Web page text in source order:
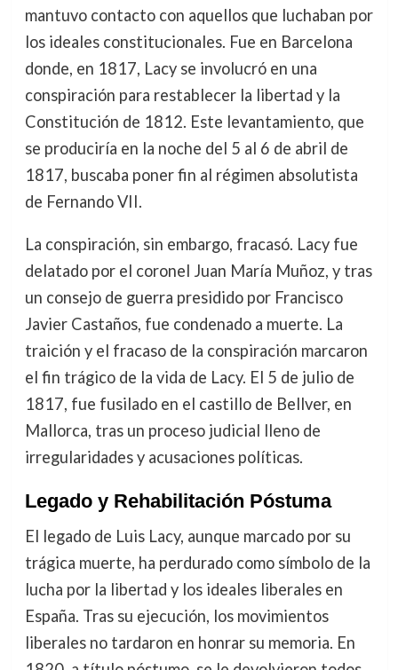
mantuvo contacto con aquellos que luchaban por
los ideales constitucionales. Fue en Barcelona
donde, en 1817, Lacy se involucró en una
conspiración para restablecer la libertad y la
Constitución de 1812. Este levantamiento, que
se produciría en la noche del 5 al 6 de abril de
1817, buscaba poner fin al régimen absolutista
de Fernando VII.
La conspiración, sin embargo, fracasó. Lacy fue
delatado por el coronel Juan María Muñoz, y tras
un consejo de guerra presidido por Francisco
Javier Castaños, fue condenado a muerte. La
traición y el fracaso de la conspiración marcaron
el fin trágico de la vida de Lacy. El 5 de julio de
1817, fue fusilado en el castillo de Bellver, en
Mallorca, tras un proceso judicial lleno de
irregularidades y acusaciones políticas.
Legado y Rehabilitación Póstuma
El legado de Luis Lacy, aunque marcado por su
trágica muerte, ha perdurado como símbolo de la
lucha por la libertad y los ideales liberales en
España. Tras su ejecución, los movimientos
liberales no tardaron en honrar su memoria. En